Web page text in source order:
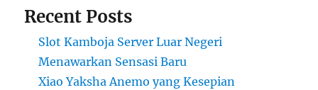
Recent Posts
Slot Kamboja Server Luar Negeri
Menawarkan Sensasi Baru
Xiao Yaksha Anemo yang Kesepian